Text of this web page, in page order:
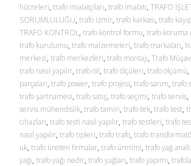
hücreleri, trafo imalatçıları, trafo imalatı, TRAFO
SORUMLULUĞU, trafo izmir, trafo karkası, trafo
TRAFO KONTROL, trafo kontrol formu, trafo koruma
trafo kurulumu, trafo malzemeleri, trafo markaları,
merkezi, trafo merkezleri, trafo montajı, Trafo
trafo nasıl yapılır, trafo oil, trafo ölçüleri, trafo ölçümü,
parçaları, trafo power, trafo projesi, trafo sarım, trafo
trafo şartnamesi, trafo satış, trafo seçimi, trafo servis,
servis mühendislik, trafo tamiri, trafo tek, trafo test,
cihazları, trafo testi nasıl yapılır, trafo testleri, trafo
nasıl yapılır, trafo tipleri, trafo trafo, trafo
uk, trafo üreten firmalar, trafo üretimi, trafo yağ
yağı, trafo yağı nedir, trafo yağları, trafo yapımı,